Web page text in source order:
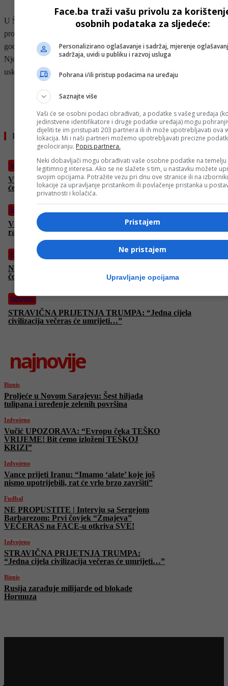
U Španiji su sjeverne autonomne pokrajine Asturija i Galicija još
prošle godine zabranile prodaju energetskih pića djeci mlađoj od 16
godina. Druge evropske zemlje poput Ujedinjenog Kraljevstva,
Njemačke i Poljske također su usvojile slične mjere ili planiraju to
uskoro učiniti, saopćila je španska javna televizija RTVE.
Pročitajte još
Izdvojeno
Vučić UPOZORAVA: “Evropu čeka TEŠKO VRIJEME! Bit
ćemo izloženi TEŠKOJ KRIZI”
Izdvojeno
Vance prijeti Iranu: “Imamo ‘alate’ koje još nismo upotrijebili,
rat će vrlo brzo završiti”
Fudbal
NE PROPUSTITE | Intervju sa Sergejom Barbarezom: Prvi
čovjek “Zmajeva” VEČERAS na FACE-u otkriva SVE!
Izdvojeno
STRAVIČNA PRIJETNJA TRUMPA: “Jedna cijela
civilizacija večeras će umrijeti…”
najnovije
Biznis
Proljeće u Novom Sarajevu: Šest hiljada
tulipana i uređenje zelenih površina
Izdvojeno
Vučić UPOZORAVA: “Evropu čeka TEŠKO
VRIJEME! Bit ćemo izloženi TEŠKOJ
KRIZI”
Izdvojeno
Vance prijeti Iranu: “Imamo ‘alate’ koje još
nismo upotrijebili, rat će vrlo brzo završiti”
Fudbal
NE PROPUSTITE | Intervju sa Sergejom
Barbarezom: Prvi čovjek “Zmajeva”
VEČERAS na FACE-u otkriva SVE!
Izdvojeno
STRAVIČNA PRIJETNJA TRUMPA:
“Jedna cijela civilizacija večeras će umrijeti…”
Biznis
Rusija zarađuje milijarde od blokade
Hormuza
Face.ba traži vašu privolu za
osobnih podataka za sljedeće:
Personalizirano oglašavanje i sadržaj, mjerenje
sadržaja, uvidi u publiku i razvoj usluga
Pohrana i/ili pristup podacima na uređaju
Saznajte više
Vaši će se osobni podaci obrađivati, a podatke s vašeg uređaja
jedinstvene identifikatore i druge podatke uređaja) mogu
dijeliti te im pristupati 203 partnera ili ih može upotrebljavati ova
lokacija. Mi i naši partneri možemo upotrebljavati precizne
geolociranju. Popis partnera.
Neki dobavljači mogu obrađivati vaše osobne podatke na temelju
legitimnog interesa. Ako se ne slažete s tim, u nastavku možete
svojim opcijama. Potražite vezu pri dnu ove stranice ili na
lokacije za upravljanje pristankom ili povlačenje pristanka u
privatnosti i kolačića.
Pristajem
Ne pristajem
Upravljanje opcijama